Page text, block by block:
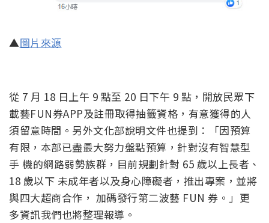
▲圖片來源
從 7 月 18 日上午 9 點至 20 日下午 9 點，開放民眾下
載藝FUN券APP及註冊取得抽籤資格，有意獲得的人
須留意時間。另外文化部說明文件也提到：「因預算
有限，本部已盡最大努力盤點預算，針對沒有智慧型
手 機的網路弱勢族群，目前規劃針對 65 歲以上長者、
18 歲以下 未成年者以及身心障礙者，推出專案，並將
與四大超商合作， 加碼發行第二波藝 FUN 券。」更
多資訊我們也將整理報導。